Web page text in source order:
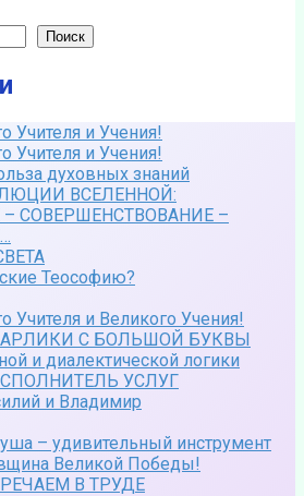
Поиск
Учителя и Учения!
Учителя и Учения!
духовных знаний
ВСЕЛЕННОЙ:
СОВЕРШЕНСТВОВАНИЕ –
Теософию?
Учителя и Великого Учения!
С БОЛЬШОЙ БУКВЫ
и диалектической логики
УСЛУГ
и Владимир
– удивительный инструмент
Великой Победы!
В ТРУДЕ